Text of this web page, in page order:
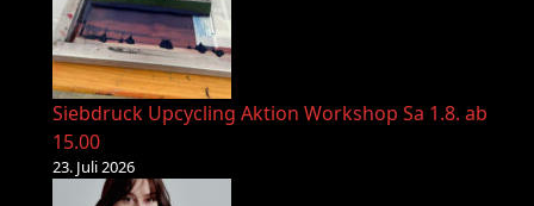
Siebdruck Upcycling Aktion Workshop Sa 1.8. ab
15.00
23. Juli 2026